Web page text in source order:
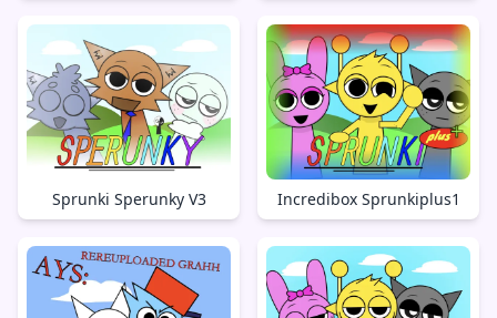
Sprunki Sperunky V3 Incredibox Sprunkiplus1